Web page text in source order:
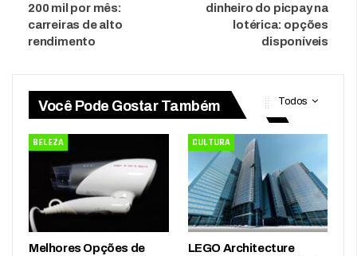
200 mil por mês:
carreiras de alto
rendimento
dinheiro do picpay na
lotérica: opções
disponíveis
Todos
Você Pode Gostar Também
BELEZA
Melhores Opções de
CULTURA
LEGO Architecture